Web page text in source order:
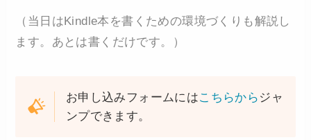
（当日はKindle本を書くための環境づくりも解説し
ます。あとは書くだけです。）
お申し込みフォームにはこちらから ジャ
ンプできます。